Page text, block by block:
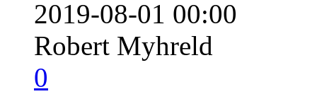
2019-08-01 00:00
Robert Myhreld
0